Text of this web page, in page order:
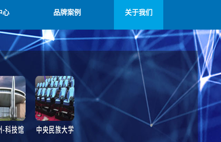
心 品牌案例 关于我们